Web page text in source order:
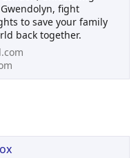
fight
to save your family
back together.